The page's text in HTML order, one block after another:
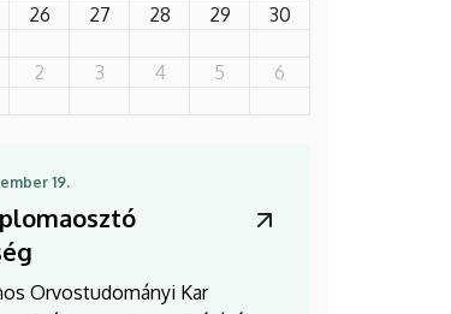
26 27 28 29 30
2 3 4 5 6
19.
Orvostudományi Kar